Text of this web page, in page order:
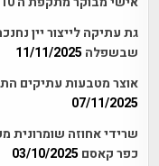
גת עתיקה לייצור יין
שבשפלה 11/11/2025
אוצר מטבעות עתיקים
07/11/2025
כפר קאסם 03/10/2025